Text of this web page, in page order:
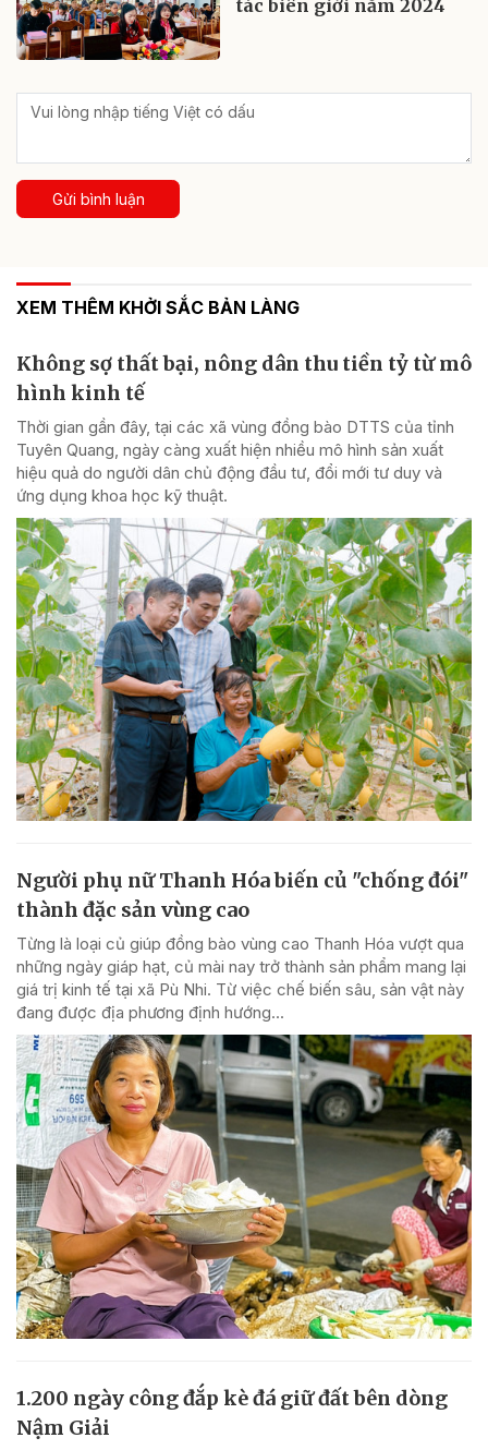
tác biên giới năm 2024
Gửi bình luận
XEM THÊM KHỞI SẮC BẢN LÀNG
Không sợ thất bại, nông dân thu tiền tỷ từ mô
hình kinh tế
Thời gian gần đây, tại các xã vùng đồng bào DTTS của tỉnh
Tuyên Quang, ngày càng xuất hiện nhiều mô hình sản xuất
hiệu quả do người dân chủ động đầu tư, đổi mới tư duy và
ứng dụng khoa học kỹ thuật.
Người phụ nữ Thanh Hóa biến củ "chống đói"
thành đặc sản vùng cao
Từng là loại củ giúp đồng bào vùng cao Thanh Hóa vượt qua
những ngày giáp hạt, củ mài nay trở thành sản phẩm mang lại
giá trị kinh tế tại xã Pù Nhi. Từ việc chế biến sâu, sản vật này
đang được địa phương định hướng...
1.200 ngày công đắp kè đá giữ đất bên dòng
Nậm Giải